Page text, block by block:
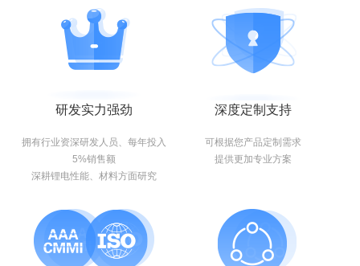
研发实力强劲
拥有行业资深研发人员、每年投入
5%销售额
深耕锂电性能、材料方面研究
深度定制支持
可根据您产品定制需求
提供更加专业方案